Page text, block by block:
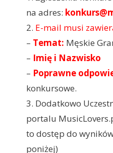
na adres:
2. E-mail musi
– Temat: Męskie
– Imię i Nazwisko
– Poprawne
konkursowe.
3. Dodatkowo
portalu
to dostęp do
poniżej)